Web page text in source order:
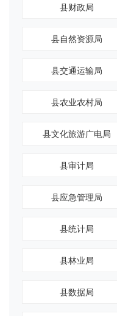
县财政局
县自然资源局
县交通运输局
县农业农村局
县文化旅游广电局
县审计局
县应急管理局
县统计局
县林业局
县数据局